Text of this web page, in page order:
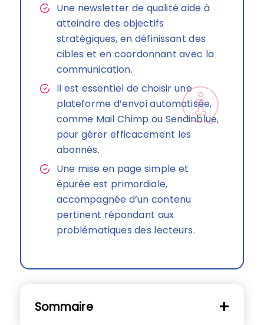
Une newsletter de qualité aide à
atteindre des objectifs
stratégiques, en définissant des
cibles et en coordonnant avec la
communication.
Il est essentiel de choisir une
plateforme d’envoi automatisée,
comme Mail Chimp ou Sendinblue,
pour gérer efficacement les
abonnés.
Une mise en page simple et
épurée est primordiale,
accompagnée d’un contenu
pertinent répondant aux
problématiques des lecteurs.
Sommaire